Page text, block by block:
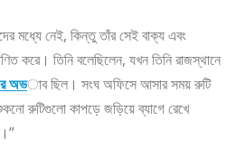
মধ্যে নেই, কিন্তু তাঁর সেই বাক্য এবং
করে। তিনি বলেছিলেন, যখন তিনি রাজস্থানে
র অভাব ছিল। সংঘ অফিসে আসার সময় রুটি
রুটিগুলো কাপড়ে জড়িয়ে ব্যাগে রেখে